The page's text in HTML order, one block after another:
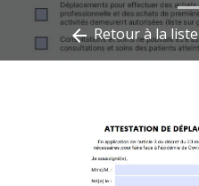
arrow_backRetour à la liste